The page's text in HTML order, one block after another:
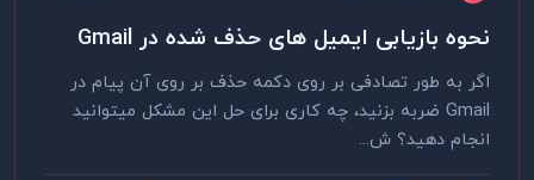
نحوه بازیابی ایمیل های حذف شده در Gmail
اگر به طور تصادفی بر روی دکمه حذف بر روی آن پیام در
Gmail ضربه بزنید، چه کاری برای حل این مشکل میتوانید
انجام دهید؟ ش...